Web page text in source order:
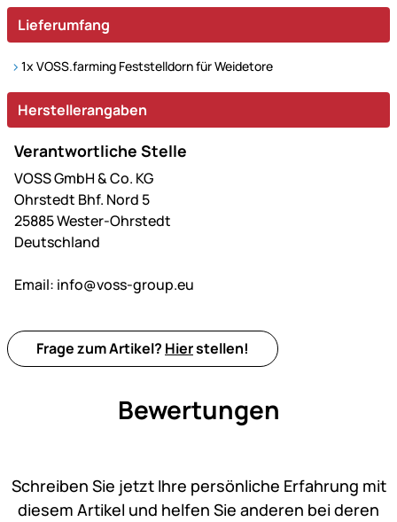
Lieferumfang
1x VOSS.farming Feststelldorn für Weidetore
Herstellerangaben
Verantwortliche Stelle
VOSS GmbH & Co. KG
Ohrstedt Bhf. Nord 5
25885 Wester-Ohrstedt
Deutschland
Email: info@voss-group.eu
Frage zum Artikel? Hierstellen!
Bewertungen
Schreiben Sie jetzt Ihre persönliche Erfahrung mit
diesem Artikel und helfen Sie anderen bei deren